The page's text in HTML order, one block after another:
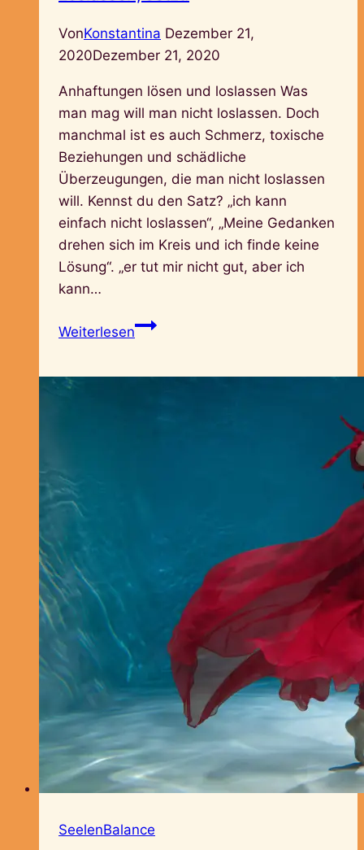
VonKonstantina Dezember 21,
2020Dezember 21, 2020
Anhaftungen lösen und loslassen Was
man mag will man nicht loslassen. Doch
manchmal ist es auch Schmerz, toxische
Beziehungen und schädliche
Überzeugungen, die man nicht loslassen
will. Kennst du den Satz? „ich kann
einfach nicht loslassen“, „Meine Gedanken
drehen sich im Kreis und ich finde keine
Lösung“. „er tut mir nicht gut, aber ich
kann…
WeiterlesenLoslassen,
SeelenBalance